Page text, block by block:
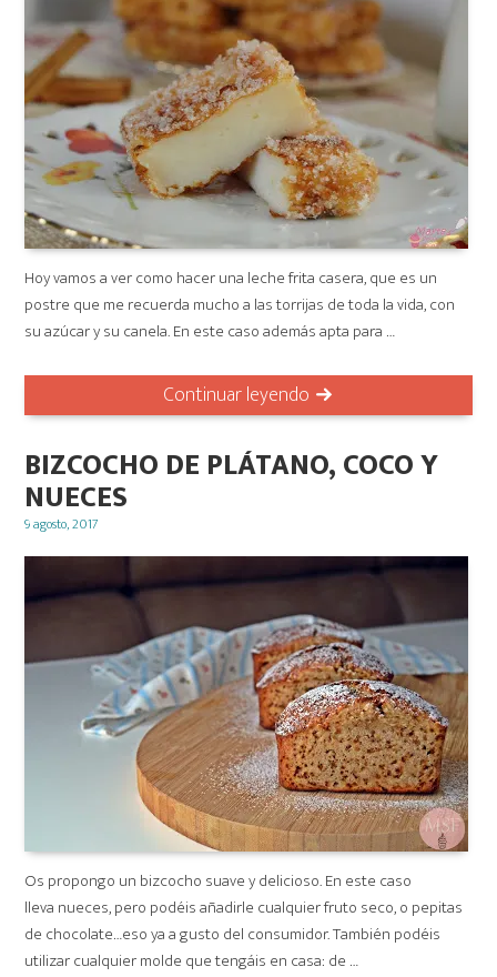
Hoy vamos a ver como hacer una leche frita casera, que es un
postre que me recuerda mucho a las torrijas de toda la vida, con
su azúcar y su canela. En este caso además apta para …
Continuar leyendo
BIZCOCHO DE PLÁTANO, COCO Y
NUECES
Posted
9 agosto, 2017
Os propongo un bizcocho suave y delicioso. En este caso
lleva nueces, pero podéis añadirle cualquier fruto seco, o pepitas
de chocolate…eso ya a gusto del consumidor. También podéis
utilizar cualquier molde que tengáis en casa: de …